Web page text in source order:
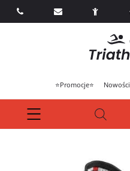
⭐Promocje⭐ Nowości